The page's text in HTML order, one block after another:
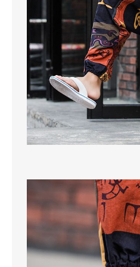
MAGLIONI
PANTALONI
TUTTI I PRODOTTI
CONTATTACI